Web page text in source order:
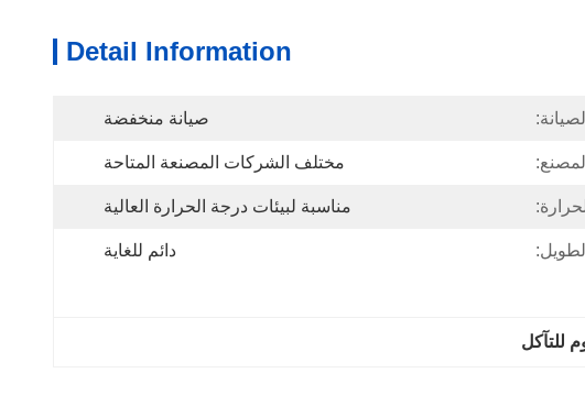
Detail Information
الصيانة: صيانة منخفضة
المصنع: مختلف الشركات المصنعة المتاحة
مناسبة لبيئات درجة الحرارة العالية
دائم للغاية
للتآكل